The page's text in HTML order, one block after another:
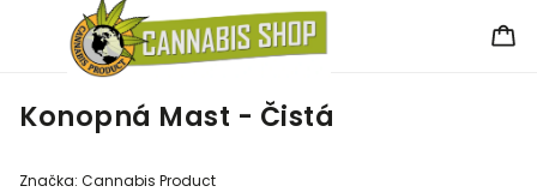
Konopná Mast - Čistá
Značka: Cannabis Product